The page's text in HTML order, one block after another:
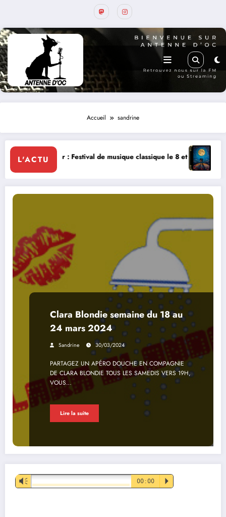
Accueil sandrine
L'ACTU
Festival de musique classique le 8 et 9 août La Thérapie
Clara Blondie semaine du 18 au
24 mars 2024
Sandrine 30/03/2024
PARTAGEZ UN APÉRO DOUCHE EN COMPAGNIE
DE CLARA BLONDIE TOUS LES SAMEDIS VERS 19H,
VOUS…
Lire la suite
Lecteur
audio
Vm 00:00 P